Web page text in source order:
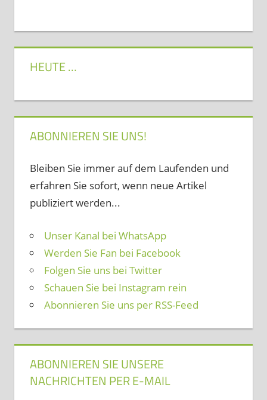
HEUTE …
ABONNIEREN SIE UNS!
Bleiben Sie immer auf dem Laufenden und
erfahren Sie sofort, wenn neue Artikel
publiziert werden...
Unser Kanal bei WhatsApp
Werden Sie Fan bei Facebook
Folgen Sie uns bei Twitter
Schauen Sie bei Instagram rein
Abonnieren Sie uns per RSS-Feed
ABONNIEREN SIE UNSERE
NACHRICHTEN PER E-MAIL